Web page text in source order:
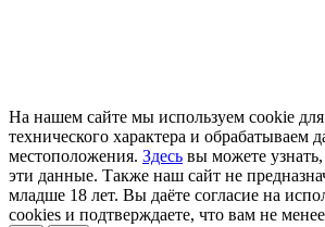
На нашем сайте мы используем cookie
технического характера и обрабатываем
местоположения. Здесь вы можете
эти данные. Также наш сайт не
младше 18 лет. Вы даёте согласие на
cookies и подтверждаете, что вам не